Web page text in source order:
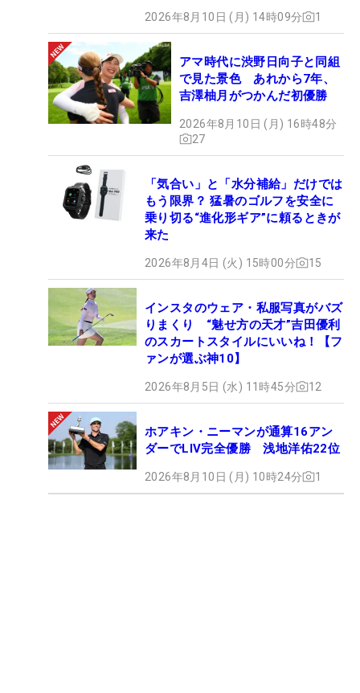
2026年8月10日 (月) 14時09分 1
アマ時代に渋野日向子と同組
で見た景色 あれから7年、
吉澤柚月がつかんだ初優勝
2026年8月10日 (月) 16時48分
27
「気合い」と「水分補給」だけでは
もう限界？ 猛暑のゴルフを安全に
乗り切る“進化形ギア”に頼るときが
来た
2026年8月4日 (火) 15時00分 15
インスタのウェア・私服写真がバズ
りまくり “魅せ方の天才”吉田優利
のスカートスタイルにいいね！【フ
ァンが選ぶ神10】
2026年8月5日 (水) 11時45分 12
ホアキン・ニーマンが通算16アン
ダーでLIV完全優勝 浅地洋佑22位
2026年8月10日 (月) 10時24分 1